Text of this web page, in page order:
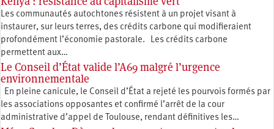
Les communautés autochtones résistent à un projet visant à
instaurer, sur leurs terres, des crédits carbone qui modifieraient
profondément l’économie pastorale. Les crédits carbone
permettent aux…
Le Conseil d’État valide l’A69 malgré l’urgence
environnementale
En pleine canicule, le Conseil d’État a rejeté les pourvois formés par
les associations opposantes et confirmé l’arrêt de la cour
administrative d’appel de Toulouse, rendant définitives les…